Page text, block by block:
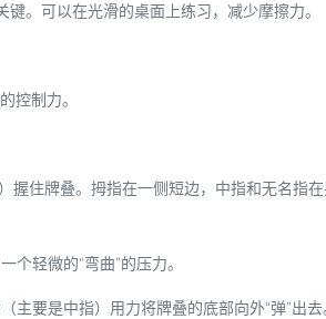
键。可以在光滑的桌面上练习，减少摩擦力。
控制力。
握住牌叠。拇指在一侧短边，中指和无名指
个轻微的“弯曲”的压力。
主要是中指）用力将牌叠的底部向外“弹”出